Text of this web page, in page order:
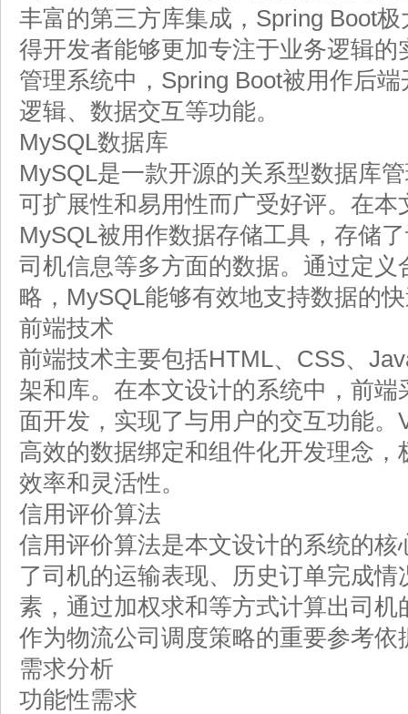
丰富的第三方库集成，Spring Boot
得开发者能够更加专注于业务逻辑
管理系统中，Spring Boot被用作后
逻辑、数据交互等功能。
MySQL数据库
MySQL是一款开源的关系型数据库
可扩展性和易用性而广受好评。在本
MySQL被用作数据存储工具，存储
司机信息等多方面的数据。通过定
略，MySQL能够有效地支持数据的
前端技术
前端技术主要包括HTML、CSS、
架和库。在本文设计的系统中，前
面开发，实现了与用户的交互功能。
高效的数据绑定和组件化开发理念
效率和灵活性。
信用评价算法
信用评价算法是本文设计的系统的
了司机的运输表现、历史订单完成
素，通过加权求和等方式计算出司
作为物流公司调度策略的重要参考依
需求分析
功能性需求